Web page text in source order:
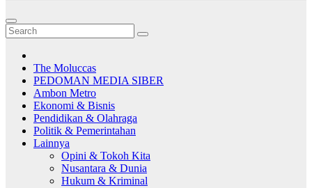
The Moluccas
PEDOMAN MEDIA SIBER
Ambon Metro
Ekonomi & Bisnis
Pendidikan & Olahraga
Politik & Pemerintahan
Lainnya
Opini & Tokoh Kita
Nusantara & Dunia
Hukum & Kriminal